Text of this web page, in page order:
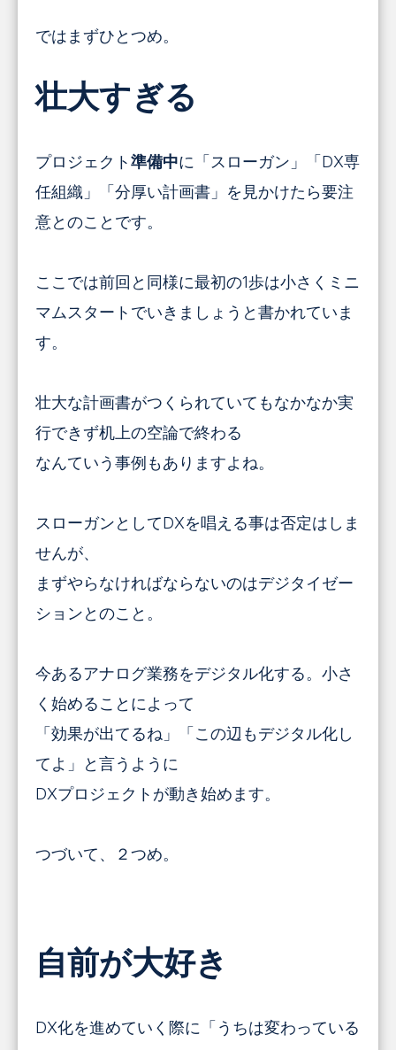
ではまずひとつめ。
壮大すぎる
プロジェクト準備中に 「スローガン」「DX専
任組織」「分厚い計画書」を見かけたら要注
意とのことです。
ここでは前回と同様に最初の1歩は小さくミニ
マムスタートでいきましょうと書かれていま
す。
壮大な計画書がつくられていてもなかなか実
行できず机上の空論で終わる
なんていう事例もありますよね。
スローガンとしてDXを唱える事は否定はしま
せんが、
まずやらなければならないのはデジタイゼー
ションとのこと。
今あるアナログ業務をデジタル化する。小さ
く始めることによって
「効果が出てるね」「この辺もデジタル化し
てよ」と言うように
DXプロジェクトが動き始めます。
つづいて、２つめ。
自前が大好き
DX化を進めていく際に「うちは変わっている